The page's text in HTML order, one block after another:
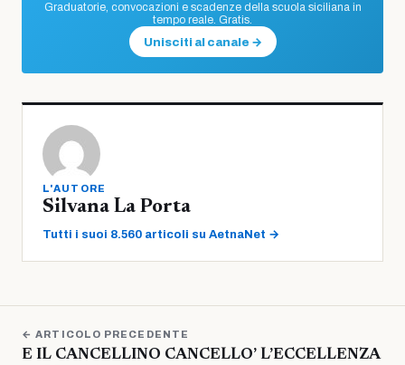
Graduatorie, convocazioni e scadenze della scuola siciliana in
tempo reale. Gratis.
Unisciti al canale →
L'AUTORE
Silvana La Porta
Tutti i suoi 8.560 articoli su AetnaNet →
← ARTICOLO PRECEDENTE
E IL CANCELLINO CANCELLO’ L’ECCELLENZA